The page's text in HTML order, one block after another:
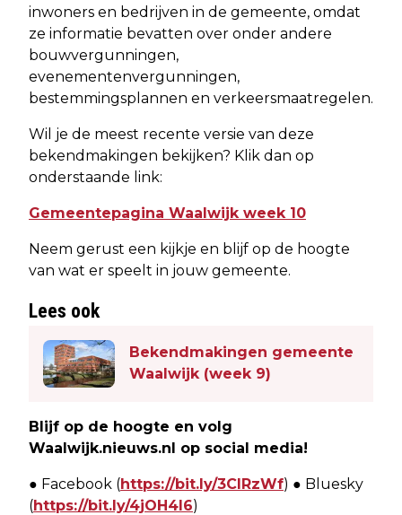
inwoners en bedrijven in de gemeente, omdat
ze informatie bevatten over onder andere
bouwvergunningen,
evenementenvergunningen,
bestemmingsplannen en verkeersmaatregelen.
Wil je de meest recente versie van deze
bekendmakingen bekijken? Klik dan op
onderstaande link:
Gemeentepagina Waalwijk week 10
Neem gerust een kijkje en blijf op de hoogte
van wat er speelt in jouw gemeente.
Lees ook
Bekendmakingen gemeente
Waalwijk (week 9)
Blijf op de hoogte en volg
Waalwijk.nieuws.nl op social media!
● Facebook (https://bit.ly/3CIRzWf) ● Bluesky
(https://bit.ly/4jOH4l6)